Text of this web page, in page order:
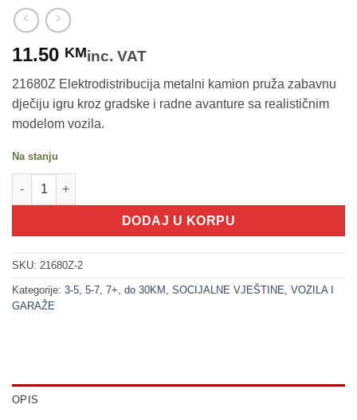
11.50 KMinc. VAT
21680Z Elektrodistribucija metalni kamion pruža zabavnu
dječiju igru kroz gradske i radne avanture sa realističnim
modelom vozila.
Na stanju
200250-2 Elektrodistribucija METALNI KAMION (VOZILA SET)
DODAJ U KORPU
SKU: 21680Z-2
Kategorije: 3-5 5-7 7+ do 30KM SOCIJALNE VJEŠTINE VOZILA I
GARAŽE
OPIS